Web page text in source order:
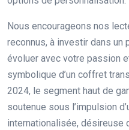
Nous encourageons nos
reconnus, à investir dans un
évoluer avec votre passion
symbolique d’un coffret
2024, le segment haut de
soutenue sous l’impulsion
internationalisée, désireuse